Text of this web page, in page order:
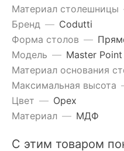
Материал столешницы
Бренд — Codutti
Форма столов —
Модель — Master Point
Материал основания
Максимальная высота
Цвет — Орех
Материал — МДФ
С этим товаром